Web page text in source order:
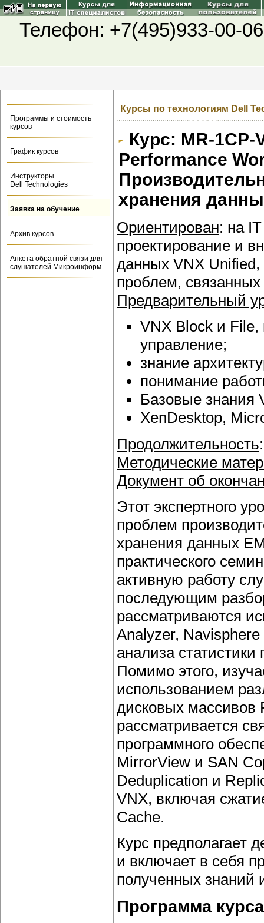
Телефон: +7(495)933-00-
Программы и стоимость
курсов
График курсов
Инструкторы
Dell Technologies
Заявка на обучение
Архив курсов
Анкета обратной связи для
слушателей Микроинформ
Курсы по технологиям Dell
Курс: MR-1CP-
Performance
хранения
Ориентирован: на
проектирование и
данных VNX Unified,
проблем,
Предварительный
VNX Block и File,
управление;
знание
понимание
Базовые знания
XenDesktop,
Продолжительность
Методические
Документ об
Этот экспертного
проблем
хранения данных
практического
активную работу
последующим
рассматриваются
Analyzer,
анализа
Помимо этого,
использованием
дисковых массивов
рассматривается
программного
MirrorView и SAN
Deduplication и
VNX, включая
Cache.
Курс предполагает
и включает в себя
полученных знаний
Программа курса